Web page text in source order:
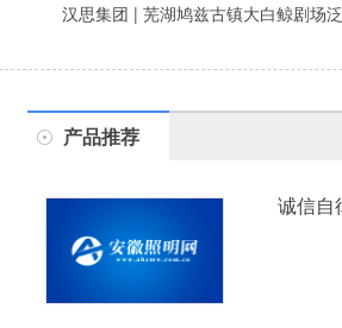
汉思集团 | 芜湖鸠兹古镇大白鲸剧场
产品推荐
诚信自